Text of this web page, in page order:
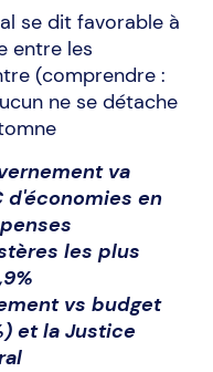
se dit favorable à
entre les
(comprendre :
ne se détache
va
en
les plus
vs budget
et la Justice